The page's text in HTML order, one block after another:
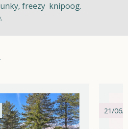
App Store
freezy knipoog.
21/06/